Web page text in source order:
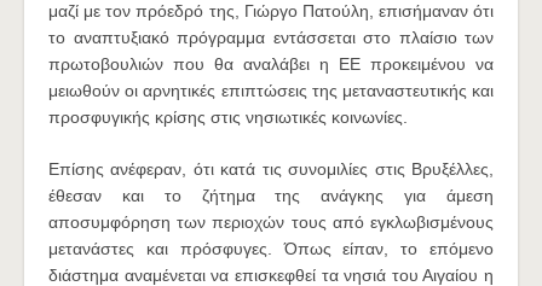
μαζί με τον πρόεδρό της, Γιώργο Πατούλη, επισήμαναν ότι
το αναπτυξιακό πρόγραμμα εντάσσεται στο πλαίσιο των
πρωτοβουλιών που θα αναλάβει η ΕΕ προκειμένου να
μειωθούν οι αρνητικές επιπτώσεις της μεταναστευτικής και
προσφυγικής κρίσης στις νησιωτικές κοινωνίες.
Επίσης ανέφεραν, ότι κατά τις συνομιλίες στις Βρυξέλλες,
έθεσαν και το ζήτημα της ανάγκης για άμεση
αποσυμφόρηση των περιοχών τους από εγκλωβισμένους
μετανάστες και πρόσφυγες. Όπως είπαν, το επόμενο
διάστημα αναμένεται να επισκεφθεί τα νησιά του Αιγαίου η